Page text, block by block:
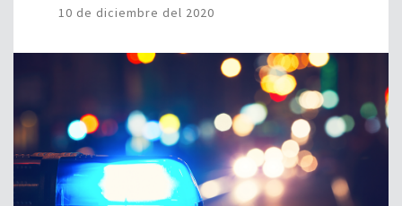
10 de diciembre del 2020